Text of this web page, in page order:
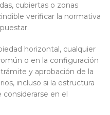
cubiertas o zonas
verificar la normativa
horizontal, cualquier
o en la configuración
y aprobación de la
incluso si la estructura
considerarse en el